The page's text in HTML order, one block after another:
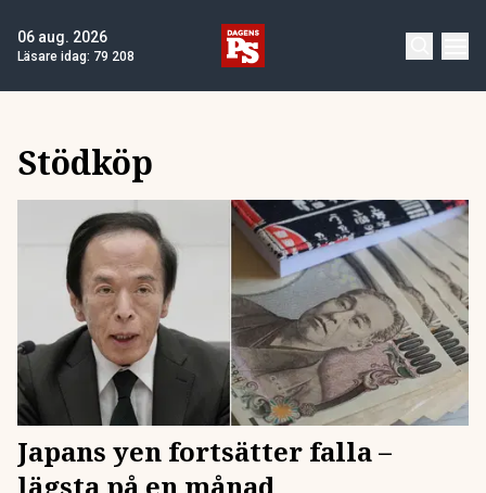
06 aug. 2026
Läsare idag: 79 208
Stödköp
Japans yen fortsätter falla –